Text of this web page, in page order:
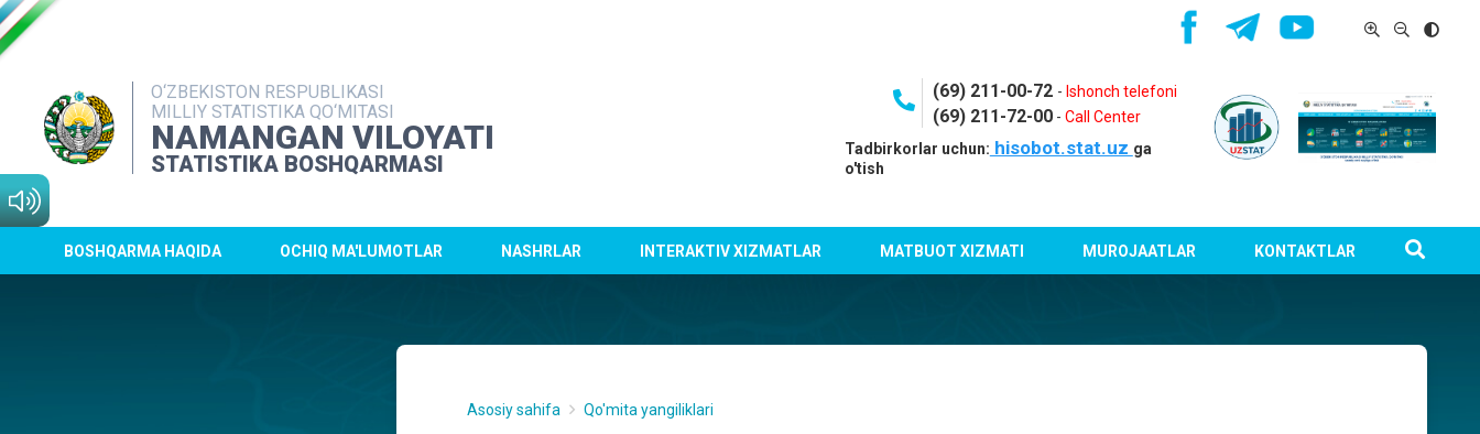
O‘ZBEKISTON RESPUBLIKASI
MILLIY STATISTIKA QO‘MITASI
NAMANGAN VILOYATI
STATISTIKA BOSHQARMASI
(69) 211-00-72 - Ishonch telefoni
(69) 211-72-00- Call Center
Tadbirkorlar uchun: hisobot.stat.uz ga
o'tish
BOSHQARMA HAQIDA OCHIQ MA'LUMOTLAR NASHRLAR INTERAKTIV XIZMATLAR MATBUOT XIZMATI MUROJAATLAR KONTAKTLAR
Asosiy sahifa Qo'mita yangiliklari